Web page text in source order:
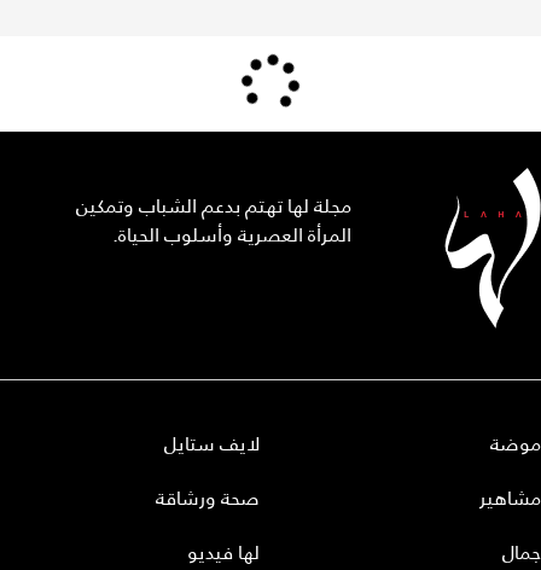
مجلة لها تهتم بدعم الشباب وتمكين
المرأة العصرية وأسلوب الحياة.
موضة
مشاهير
جمال
لايف ستايل
صحة ورشاقة
لها فيديو